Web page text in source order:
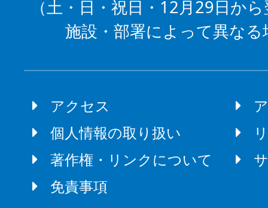
（土・日・祝日・12月29日か
施設・部署によって異な
アクセス
個人情報の取り扱い
著作権・リンクについて
免責事項